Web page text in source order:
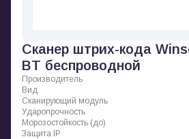
Сканер штрих-кода
BT беспроводной
Производитель
Вид
Сканирующий модуль
Ударопрочность
Морозостойкость (до)
Защита IP